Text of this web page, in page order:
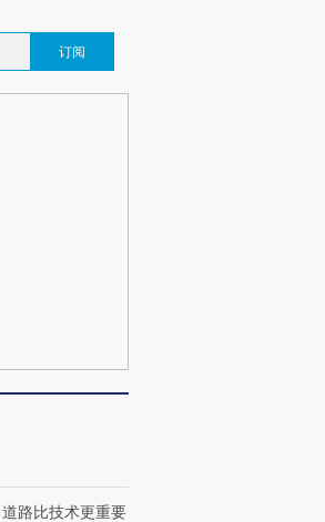
订阅
路比技术更重要